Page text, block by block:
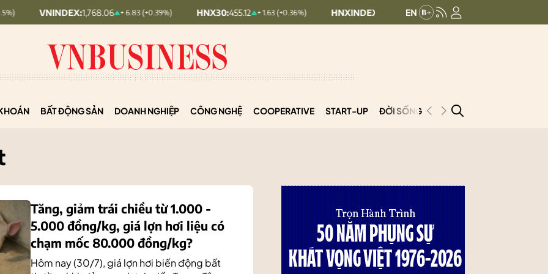
1,768.06 + 6.83 (+0.39%) HNX30: 455.12 + 1.63 (+0.36%) HNXINDEX: 293.44 + 0.25 (+0.09%) UPCOMINDEX:
BẤT ĐỘNG SẢN DOANH NGHIỆP CÔNG NGHỆ COOPERATIVE START-UP ĐỜI SỐNG PODCAST
Tăng, giảm trái chiều từ 1.000 -
5.000 đồng/kg, giá lợn hơi liệu có
chạm mốc 80.000 đồng/kg?
Hôm nay (30/7), giá lợn hơi biến động bất